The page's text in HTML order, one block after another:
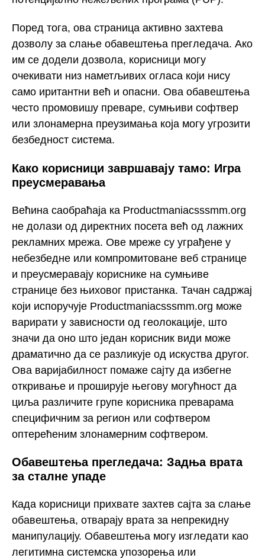
Поред тога, ова страница активно захтева
дозволу за слање обавештења прегледача. Ако
им се додели дозвола, корисници могу
очекивати низ наметљивих огласа који нису
само иритантни већ и опасни. Ова обавештења
често промовишу преваре, сумњиви софтвер
или злонамерна преузимања која могу угрозити
безбедност система.
Како корисници завршавају тамо: Игра
преусмеравања
Већина саобраћаја ка Productmaniacsssmm.org
не долази од директних посета већ од лажних
рекламних мрежа. Ове мреже су уграђене у
небезбедне или компромитоване веб странице
и преусмеравају кориснике на сумњиве
странице без њиховог пристанка. Тачан садржај
који испоручује Productmaniacsssmm.org може
варирати у зависности од геолокације, што
значи да оно што један корисник види може
драматично да се разликује од искуства другог.
Ова варијабилност помаже сајту да избегне
откривање и проширује његову могућност да
циља различите групе корисника преварама
специфичним за регион или софтвером
оптерећеним злонамерним софтвером.
Обавештења прегледача: Задња врата
за сталне упаде
Када корисници прихвате захтев сајта за слање
обавештења, отварају врата за непрекидну
манипулацију. Обавештења могу изгледати као
легитимна системска упозорења или